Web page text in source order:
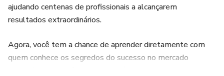
Prepare-se para alcançar o sucesso de maneira plena e
sustentável! Adquira agora "Inteligência Emocional para
sua inteligência emocional para prosperar no mercado
imobiliário e em sua vida profissional.
ajudando centenas de profissionais a alcançarem
resultados extraordinários.
Agora, você tem a chance de aprender diretamente com
quem conhece os segredos do sucesso no mercado